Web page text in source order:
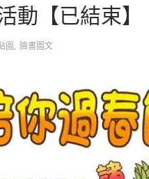
動【已結束】
圖, 臉書圖文